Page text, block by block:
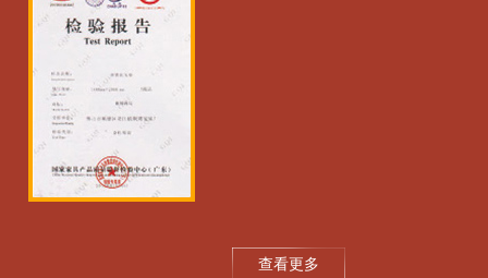
查看更多